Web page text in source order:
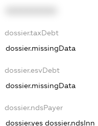
dossier.taxDebt
dossier.missingData
dossier.esvDebt
dossier.missingData
dossier.ndsPayer
dossier.yes dossier.ndsInn